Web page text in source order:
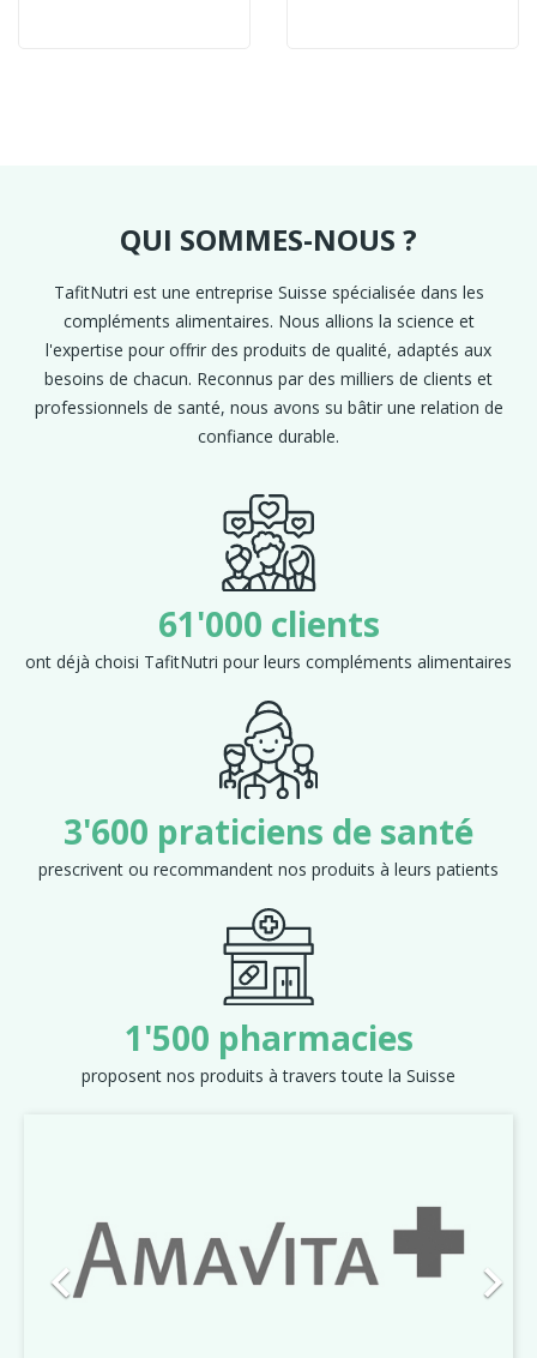
QUI SOMMES-NOUS ?
TafitNutri est une entreprise Suisse spécialisée dans les
compléments alimentaires. Nous allions la science et
l'expertise pour offrir des produits de qualité, adaptés aux
besoins de chacun. Reconnus par des milliers de clients et
professionnels de santé, nous avons su bâtir une relation de
confiance durable.
 
61'000 clients
ont déjà choisi TafitNutri pour leurs compléments alimentaires
3'600 praticiens de santé
prescrivent ou recommandent nos produits à leurs patients
1'500 pharmacies
proposent nos produits à travers toute la Suisse